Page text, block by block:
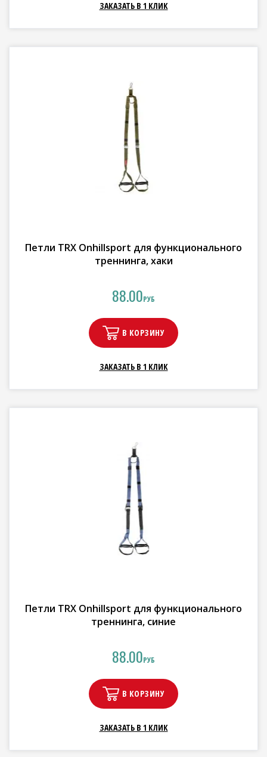
ЗАКАЗАТЬ В 1 КЛИК
Петли TRX Onhillsport для функционального
треннинга, хаки
88.00РУБ
В КОРЗИНУ
ЗАКАЗАТЬ В 1 КЛИК
Петли TRX Onhillsport для функционального
треннинга, синие
88.00РУБ
В КОРЗИНУ
ЗАКАЗАТЬ В 1 КЛИК